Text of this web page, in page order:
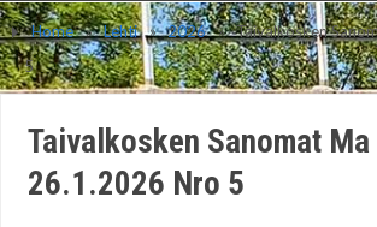
Home » Lehti » 2026 » Taivalkosken
5
Taivalkosken Sanomat Ma
26.1.2026 Nro 5